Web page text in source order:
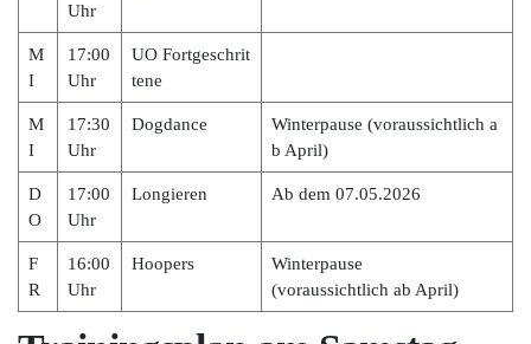
Uhr
M
I
17:00
Uhr
UO Fortgeschrit
tene
M
I
17:30
Uhr
Dogdance
Winterpause (voraussichtlich a
b April)
D
O
17:00
Uhr
Longieren Ab dem 07.05.2026
F
R
16:00
Uhr
Hoopers
Winterpause
(voraussichtlich ab April)